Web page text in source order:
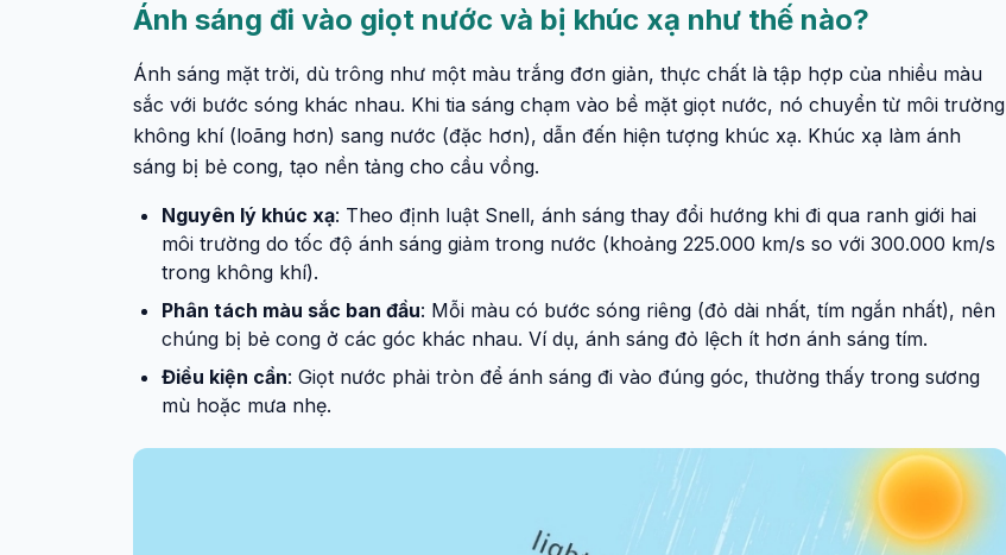
Ánh sáng đi vào giọt nước và bị khúc xạ như thế nào?
Ánh sáng mặt trời, dù trông như một màu trắng đơn giản, thực chất là tập hợp của nhiều màu
sắc với bước sóng khác nhau. Khi tia sáng chạm vào bề mặt giọt nước, nó chuyển từ môi trường
không khí (loãng hơn) sang nước (đặc hơn), dẫn đến hiện tượng khúc xạ. Khúc xạ làm ánh
sáng bị bẻ cong, tạo nền tảng cho cầu vồng.
Nguyên lý khúc xạ: Theo định luật Snell, ánh sáng thay đổi hướng khi đi qua ranh giới hai
môi trường do tốc độ ánh sáng giảm trong nước (khoảng 225.000 km/s so với 300.000 km/s
trong không khí).
Phân tách màu sắc ban đầu: Mỗi màu có bước sóng riêng (đỏ dài nhất, tím ngắn nhất), nên
chúng bị bẻ cong ở các góc khác nhau. Ví dụ, ánh sáng đỏ lệch ít hơn ánh sáng tím.
Điều kiện cần: Giọt nước phải tròn để ánh sáng đi vào đúng góc, thường thấy trong sương
mù hoặc mưa nhẹ.